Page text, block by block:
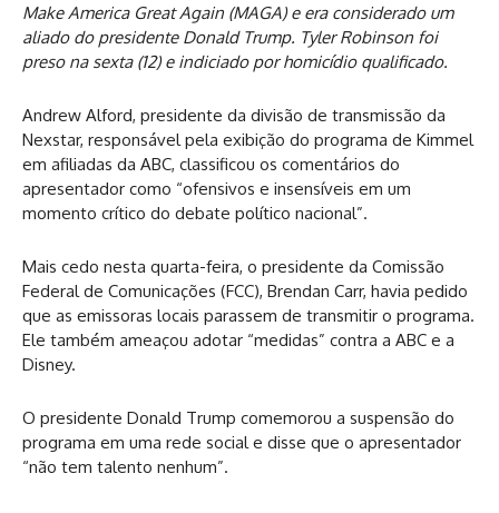
Make America Great Again (MAGA) e era considerado um
aliado do presidente Donald Trump. Tyler Robinson foi
preso na sexta (12) e indiciado por homicídio qualificado.
Andrew Alford, presidente da divisão de transmissão da
Nexstar, responsável pela exibição do programa de Kimmel
em afiliadas da ABC, classificou os comentários do
apresentador como “ofensivos e insensíveis em um
momento crítico do debate político nacional”.
Mais cedo nesta quarta-feira, o presidente da Comissão
Federal de Comunicações (FCC), Brendan Carr, havia pedido
que as emissoras locais parassem de transmitir o programa.
Ele também ameaçou adotar “medidas” contra a ABC e a
Disney.
O presidente Donald Trump comemorou a suspensão do
programa em uma rede social e disse que o apresentador
“não tem talento nenhum”.